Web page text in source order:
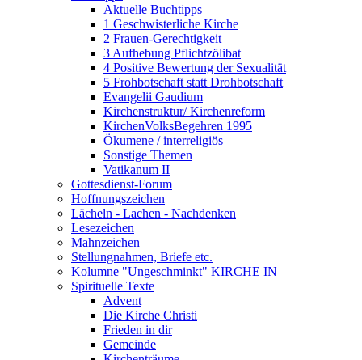
Aktuelle Buchtipps
1 Geschwisterliche Kirche
2 Frauen-Gerechtigkeit
3 Aufhebung Pflichtzölibat
4 Positive Bewertung der Sexualität
5 Frohbotschaft statt Drohbotschaft
Evangelii Gaudium
Kirchenstruktur/ Kirchenreform
KirchenVolksBegehren 1995
Ökumene / interreligiös
Sonstige Themen
Vatikanum II
Gottesdienst-Forum
Hoffnungszeichen
Lächeln - Lachen - Nachdenken
Lesezeichen
Mahnzeichen
Stellungnahmen, Briefe etc.
Kolumne "Ungeschminkt" KIRCHE IN
Spirituelle Texte
Advent
Die Kirche Christi
Frieden in dir
Gemeinde